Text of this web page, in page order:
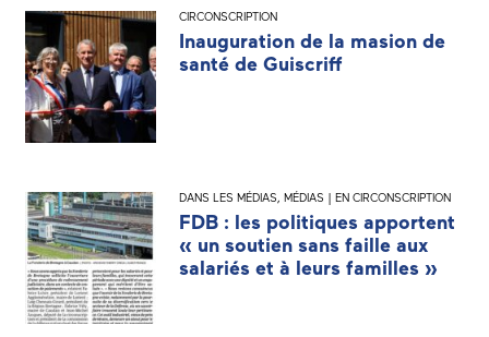
CIRCONSCRIPTION
Inauguration de la masion de
santé de Guiscriff
DANS LES MÉDIAS, MÉDIAS | EN CIRCONSCRIPTION
FDB : les politiques apportent
« un soutien sans faille aux
salariés et à leurs familles »